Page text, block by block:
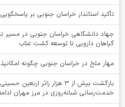
تأکید استاندار خراسان جنوبی بر
جهاد دانشگاهی خراسان جنوبی در مسیر
گیاهان دارویی تا توسعه کشت عناب
‌مهار ملخ در خراسان جنوبی چگونه
بازگشت بیش از ۳ هزار زائر
خدمت‌رسانی شبانه‌روزی در مرز مهران